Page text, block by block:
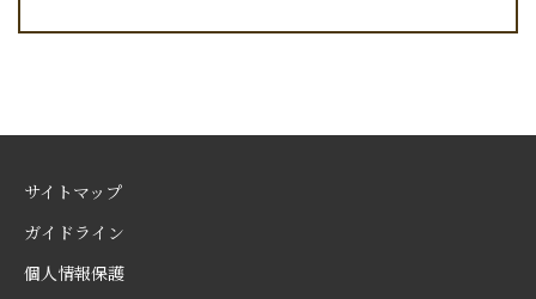
サイトマップ
ガイドライン
個人情報保護